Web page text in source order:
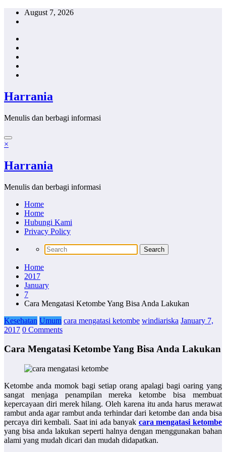
Skip
August 7, 2026
Harrania
Menulis dan berbagi informasi
×
Harrania
Menulis dan berbagi informasi
Home
Home
Hubungi Kami
Privacy Policy
Home
2017
January
7
Cara Mengatasi Ketombe Yang Bisa Anda Lakukan
Kesehatan Umum cara mengatasi ketombe windiariska January 7,
2017 0 Comments
Cara Mengatasi Ketombe Yang Bisa Anda Lakukan
Ketombe anda momok bagi setiap orang apalagi bagi oaring yang
sangat menjaga penampilan mereka ketombe bisa membuat
kepercayaan diri merek hilang. Oleh karena itu anda harus merawat
rambut anda agar rambut anda terhindar dari ketombe dan anda bisa
percaya diri kembali. Saat ini ada banyak cara mengatasi ketombe
yang bisa anda lakukan seperti halnya dengan menggunakan bahan
alami yang mudah dicari dan mudah didapatkan.